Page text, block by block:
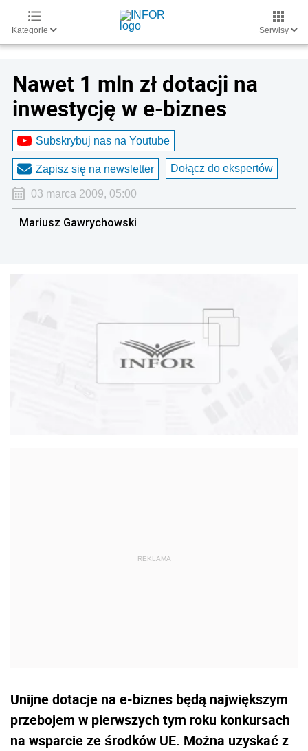
Kategorie Serwisy
Nawet 1 mln zł dotacji na
inwestycję w e-biznes
Subskrybuj nas na Youtube
Zapisz się na newsletter Dołącz do ekspertów
03 marca 2009, 05:00
Mariusz Gawrychowski
Unijne dotacje na e-biznes będą największym
przebojem w pierwszych tym roku konkursach
na wsparcie ze środków UE. Można uzyskać z